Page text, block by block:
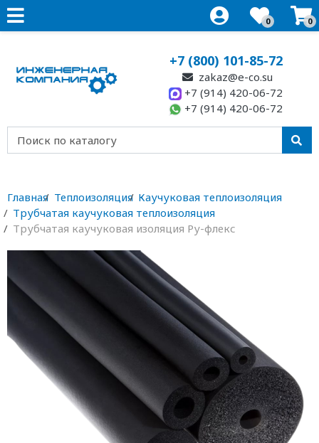
0 0
+7 (800) 101-85-72
zakaz@e-co.su
+7 (914) 420-06-72
+7 (914) 420-06-72
Главная Теплоизоляция Каучуковая теплоизоляция
Трубчатая каучуковая теплоизоляция
Трубчатая каучуковая изоляция Ру-флекс